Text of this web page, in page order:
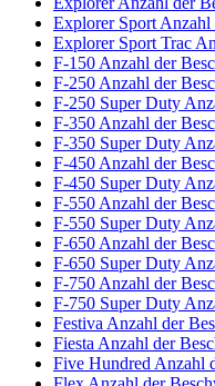
Explorer Sport Anzahl
Explorer Sport Trac
F-150 Anzahl der
F-250 Anzahl der
F-250 Super Duty
F-350 Anzahl der
F-350 Super Duty
F-450 Anzahl der
F-450 Super Duty
F-550 Anzahl der
F-550 Super Duty
F-650 Anzahl der
F-650 Super Duty
F-750 Anzahl der
F-750 Super Duty
Festiva Anzahl der
Fiesta Anzahl der
Five Hundred Anzahl